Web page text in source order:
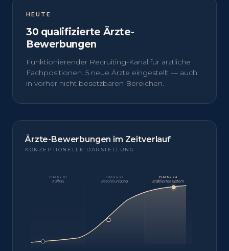
HEUTE
30 qualifizierte Ärzte-
Bewerbungen
Funktionierender Recruiting-Kanal für ärztliche
Fachpositionen. 5 neue Ärzte eingestellt — auch
in vorher nicht besetzbaren Bereichen.
Ärzte-Bewerbungen im Zeitverlauf
KONZEPTIONELLE DARSTELLUNG
PHASE 01
Aufbau
PHASE 02
Beschleunigung
PHASE 03
Etabliertes System